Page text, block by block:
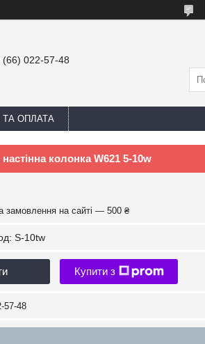
(66) 022-57-48
ОПЛАТА
колонка W621 5-10w
замовлення на сайті — 500 ₴
S-10tw
Купити з
57-48